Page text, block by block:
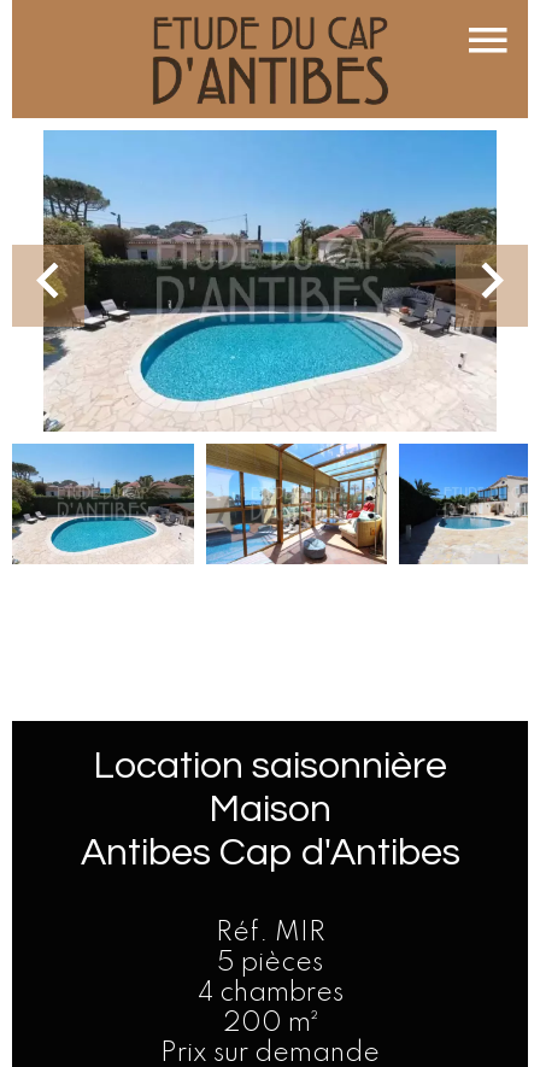
Location saisonnière
Maison
Antibes Cap d'Antibes
Réf. MIR
5 pièces
4 chambres
200 m²
Prix sur demande